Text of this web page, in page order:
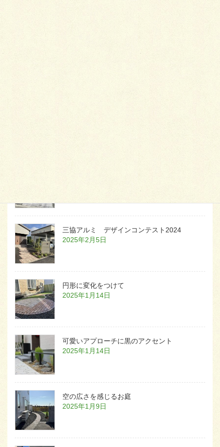
三協アルミ デザインコンテスト2024
2025年2月5日
円形に変化をつけて
2025年1月14日
可愛いアプローチに黒のアクセント
2025年1月14日
空の広さを感じるお庭
2025年1月9日